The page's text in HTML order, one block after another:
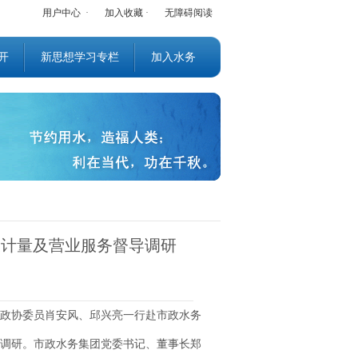
用户中心 · 加入收藏 · 无障碍阅读
新思想学习专栏 加入水务
量及营业服务督导调研
委员肖安风、邱兴亮一行赴市政水务
研。市政水务集团党委书记、董事长郑